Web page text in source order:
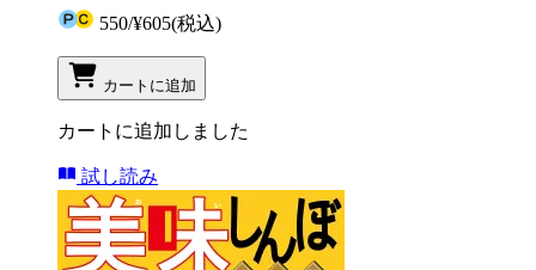
550/¥605(税込)
カートに追加
カートに追加しました
試し読み